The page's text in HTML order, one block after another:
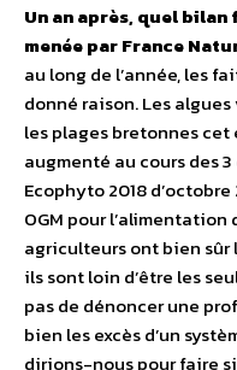
Un an après, quel
menée par France
au long de l’année, les
donné raison. Les
les plages bretonnes cet
augmenté au cours des
Ecophyto 2018
OGM pour
agriculteurs ont bien sûr
ils sont loin d’être les
pas de dénoncer une
bien les excès d’un
dirions-nous pour faire